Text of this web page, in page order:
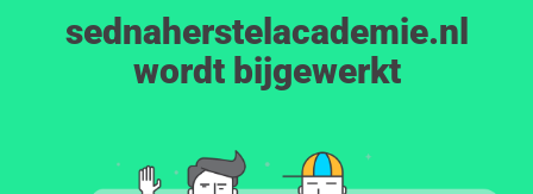
sednaherstelacademie.nl
wordt bijgewerkt